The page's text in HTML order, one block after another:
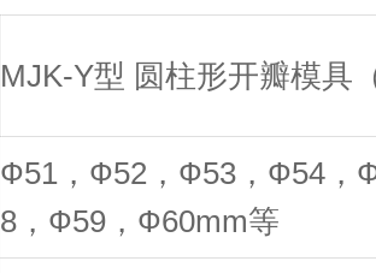
MJK-Y型 圆柱形开瓣模具
Ф51，Ф52，Ф53，Ф54，
8，Ф59，Ф60mm等